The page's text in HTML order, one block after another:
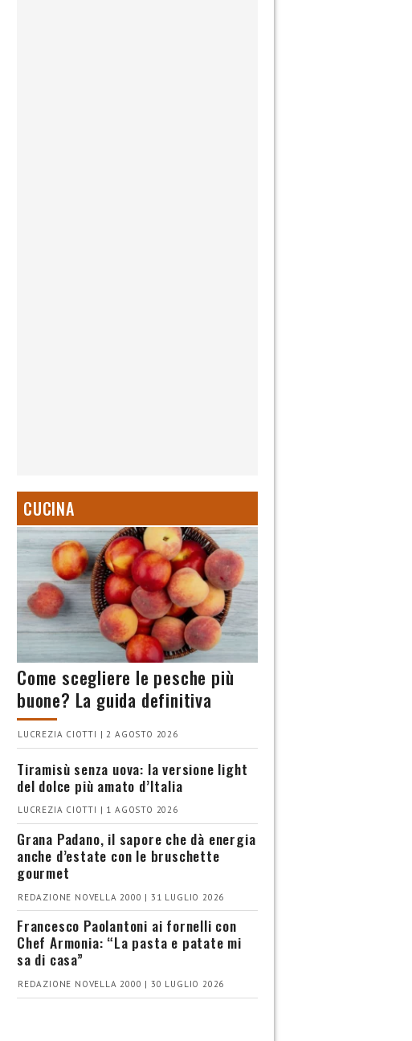
CUCINA
Come scegliere le pesche più
buone? La guida definitiva
LUCREZIA CIOTTI | 2 AGOSTO 2026
Tiramisù senza uova: la versione light
del dolce più amato d’Italia
LUCREZIA CIOTTI | 1 AGOSTO 2026
Grana Padano, il sapore che dà energia
anche d’estate con le bruschette
gourmet
REDAZIONE NOVELLA 2000 | 31 LUGLIO 2026
Francesco Paolantoni ai fornelli con
Chef Armonia: “La pasta e patate mi
sa di casa”
REDAZIONE NOVELLA 2000 | 30 LUGLIO 2026